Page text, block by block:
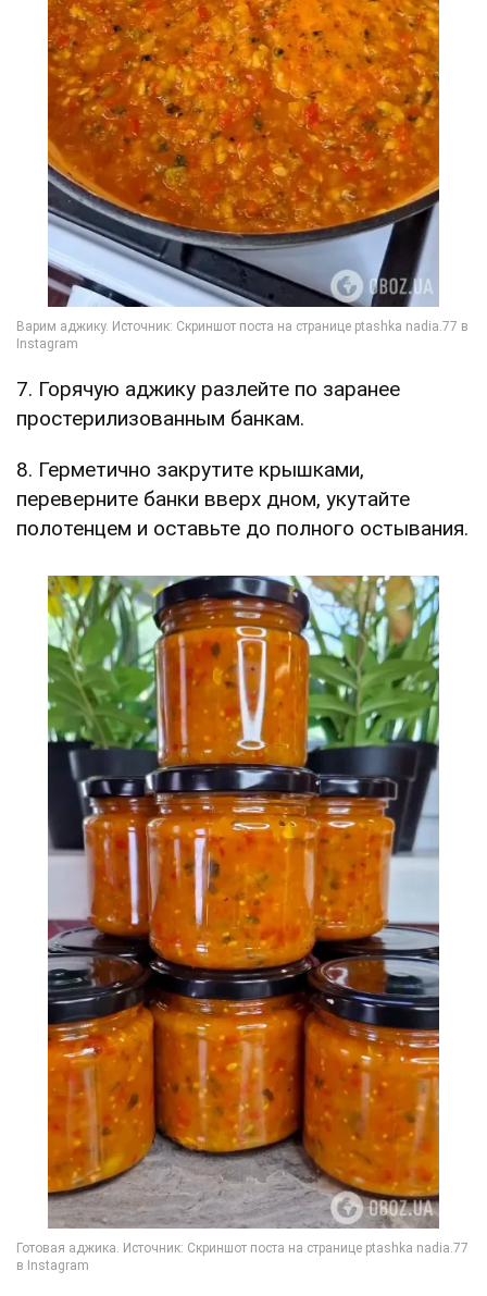
7. Горячую аджику разлейте по заранее
простерилизованным банкам.
8. Герметично закрутите крышками,
переверните банки вверх дном, укутайте
полотенцем и оставьте до полного остывания.